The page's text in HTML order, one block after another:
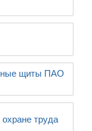
щиты ПАО
труда